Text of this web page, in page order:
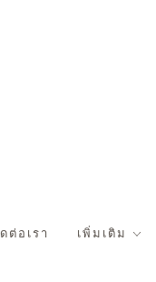
ต่อเรา เพิ่มเติม